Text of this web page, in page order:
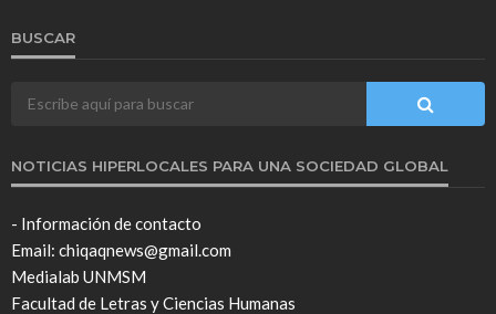
BUSCAR
NOTICIAS HIPERLOCALES PARA UNA SOCIEDAD GLOBAL
- Información de contacto
Email: chiqaqnews@gmail.com
Medialab UNMSM
Facultad de Letras y Ciencias Humanas